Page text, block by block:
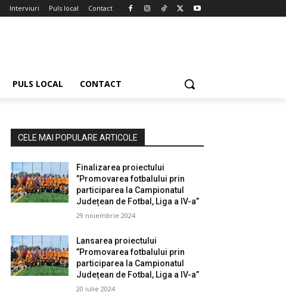
Interviuri Puls local Contact
PULS LOCAL CONTACT
CELE MAI POPULARE ARTICOLE
Finalizarea proiectului
”Promovarea fotbalului prin
participarea la Campionatul
Județean de Fotbal, Liga a IV-a”
29 noiembrie 2024
Lansarea proiectului
”Promovarea fotbalului prin
participarea la Campionatul
Județean de Fotbal, Liga a IV-a”
20 iulie 2024